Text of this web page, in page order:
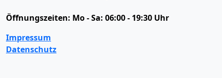
Öffnungszeiten: Mo - Sa: 06:00 - 19:30 Uhr
Impressum
Datenschutz